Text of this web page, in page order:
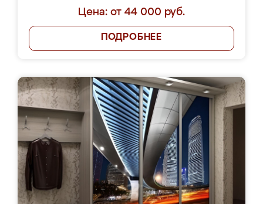
Цена: от 44 000 руб.
ПОДРОБНЕЕ